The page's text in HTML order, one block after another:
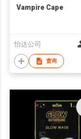
Vampire Cape
怡达公司
查询